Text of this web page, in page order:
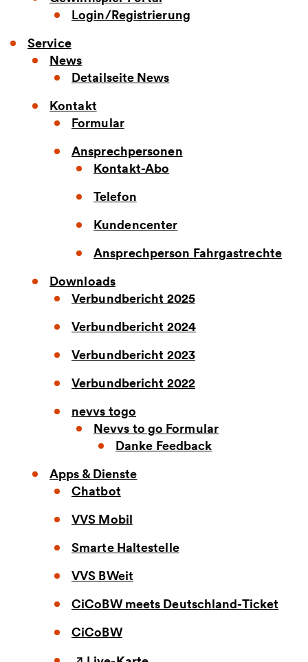
Login/Registrierung
Service
News
Detailseite News
Kontakt
Formular
Ansprechpersonen
Kontakt-Abo
Telefon
Kundencenter
Ansprechperson Fahrgastrechte
Downloads
Verbundbericht 2025
Verbundbericht 2024
Verbundbericht 2023
Verbundbericht 2022
nevvs togo
Nevvs to go Formular
Danke Feedback
Apps & Dienste
Chatbot
VVS Mobil
Smarte Haltestelle
VVS BWeit
CiCoBW meets Deutschland-Ticket
CiCoBW